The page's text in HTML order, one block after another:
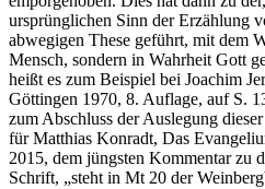
ursprünglichen Sinn der Erzählung
abwegigen These geführt, mit dem
Mensch, sondern in Wahrheit Gott
heißt es zum Beispiel bei Joachim
Göttingen 1970, 8. Auflage, auf S.
zum Abschluss der Auslegung
für Matthias Konradt, Das
2015, dem jüngsten Kommentar zu
Schrift, „steht in Mt 20 der